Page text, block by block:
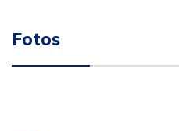
Fotos